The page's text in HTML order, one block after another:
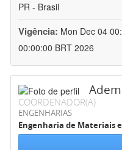
PR - Brasil
Vigência: Mon Dec 04
00:00:00 BRT 2026
COORDENADOR(A)
ENGENHARIAS
Engenharia de Materiais